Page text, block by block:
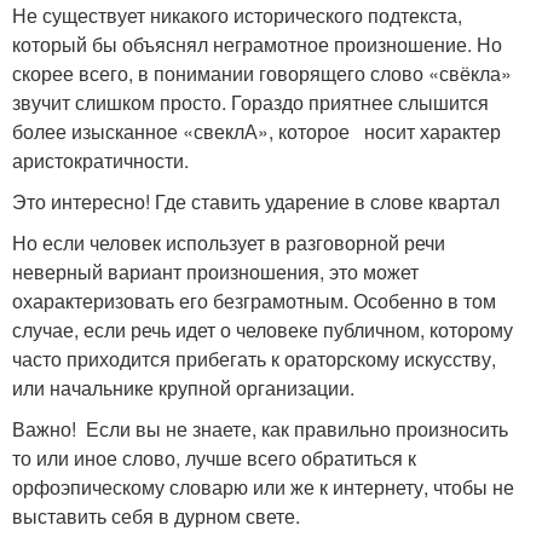
Не существует никакого исторического подтекста,
который бы объяснял неграмотное произношение. Но
скорее всего, в понимании говорящего слово «свёкла»
звучит слишком просто. Гораздо приятнее слышится
более изысканное «свеклА», которое носит характер
аристократичности.
Это интересно! Где ставить ударение в слове квартал
Но если человек использует в разговорной речи
неверный вариант произношения, это может
охарактеризовать его безграмотным. Особенно в том
случае, если речь идет о человеке публичном, которому
часто приходится прибегать к ораторскому искусству,
или начальнике крупной организации.
Важно! Если вы не знаете, как правильно произносить
то или иное слово, лучше всего обратиться к
орфоэпическому словарю или же к интернету, чтобы не
выставить себя в дурном свете.